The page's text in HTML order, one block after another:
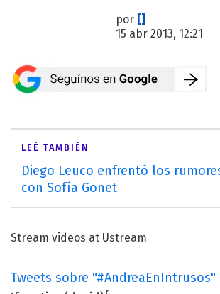
por []
15 abr 2013, 12:21
LEÉ TAMBIÉN
Diego Leuco enfrentó los
con Sofía Gonet
Stream videos at Ustream
Tweets sobre "#AndreaEnIntrusos"